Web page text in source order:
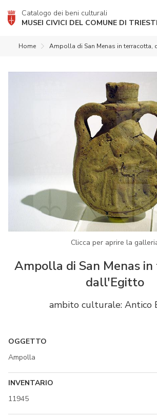
Catalogo dei beni culturali
MUSEI CIVICI DEL COMUNE DI
Home Ampolla di San Menas in terracotta,
Clicca per aprire la
Ampolla di San Menas
dall'Egitto
ambito culturale: Antico
OGGETTO
Ampolla
INVENTARIO
11945